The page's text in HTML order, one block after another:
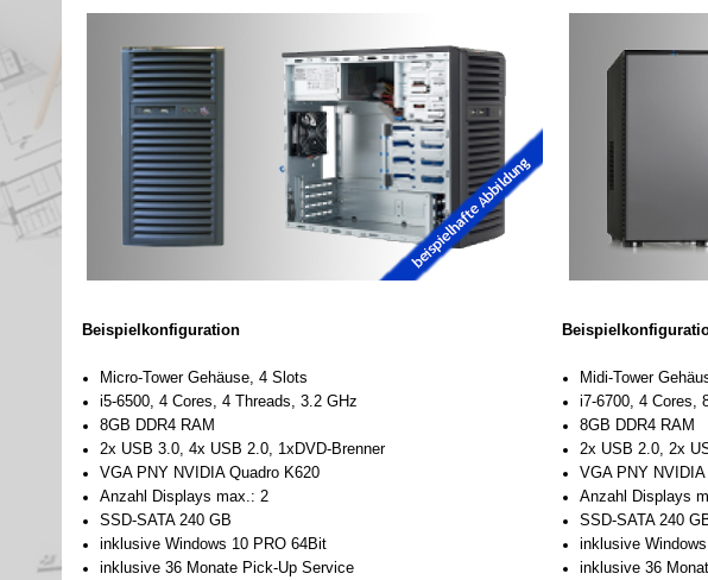
Beispielkonfiguration
Micro-Tower Gehäuse, 4 Slots
i5-6500, 4 Cores, 4 Threads, 3.2 GHz
8GB DDR4 RAM
2x USB 3.0, 4x USB 2.0, 1xDVD-Brenner
VGA PNY NVIDIA Quadro K620
Anzahl Displays max.: 2
SSD-SATA 240 GB
inklusive Windows 10 PRO 64Bit
inklusive 36 Monate Pick-Up Service
Midi-Tower
i7-6700, 4 Cores,
8GB DDR4 RAM
2x USB 2.0, 2x
VGA PNY NVIDIA
Anzahl Displays
SSD-SATA 240
inklusive
inklusive 36